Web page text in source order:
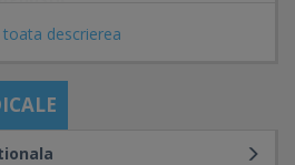
toata descrierea
cerebrala
renala
uterina
mezenterica
hepatica